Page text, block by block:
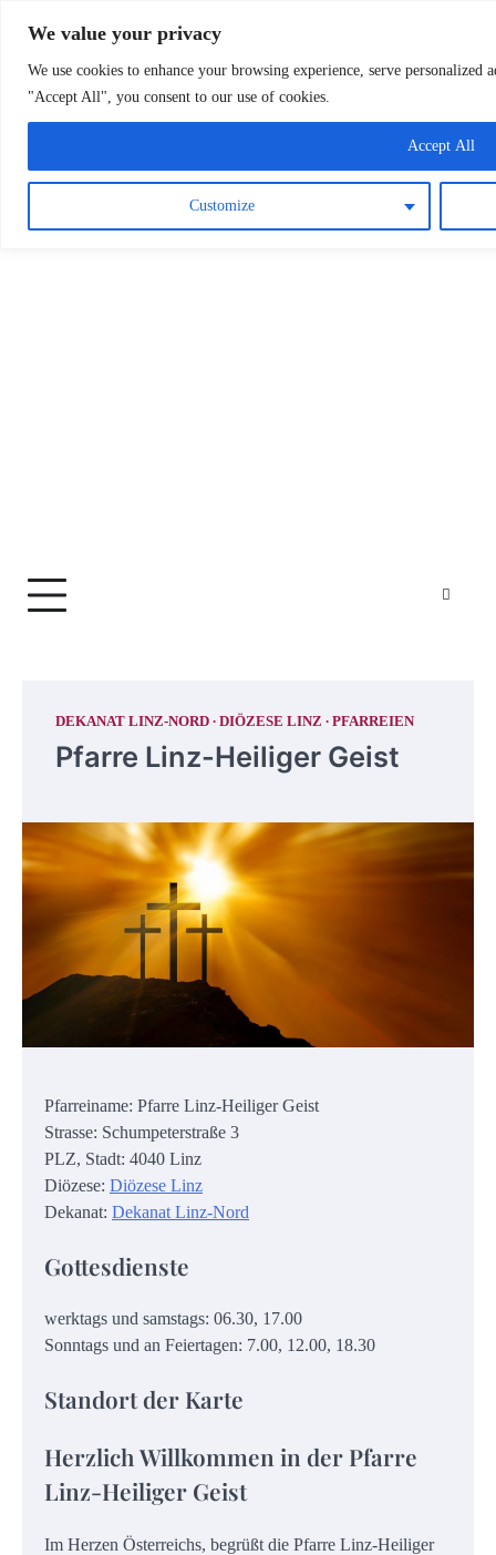
We value your privacy
We use cookies to enhance your browsing experience, serve
"Accept All", you consent to our use of cookies.
Customize
Accept All
content
Osterreichische Pfarreie
DEKANAT LINZ-NORD DIÖZESE LINZ PFARREIEN
Pfarre Linz-Heiliger Geist
Pfarreiname: Pfarre Linz-Heiliger Geist
Strasse: Schumpeterstraße 3
PLZ, Stadt: 4040 Linz
Diözese: Diözese Linz
Dekanat: Dekanat Linz-Nord
Gottesdienste
werktags und samstags: 06.30, 17.00
Sonntags und an Feiertagen: 7.00, 12.00, 18.30
Standort der Karte
Herzlich Willkommen in der Pfarre
Linz-Heiliger Geist
Im Herzen Österreichs, begrüßt die Pfarre Linz-Heiliger